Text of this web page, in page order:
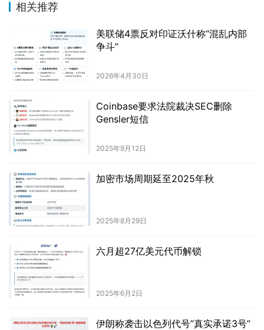
相关推荐
美联储4票反对印证沃什称“混乱内部
争斗”
2026年4月30日
Coinbase要求法院裁决SEC删除
Gensler短信
2025年9月12日
加密市场周期延至2025年秋
2025年8月29日
六月超27亿美元代币解锁
2025年6月2日
伊朗称袭击以色列代号”真实承诺3号”